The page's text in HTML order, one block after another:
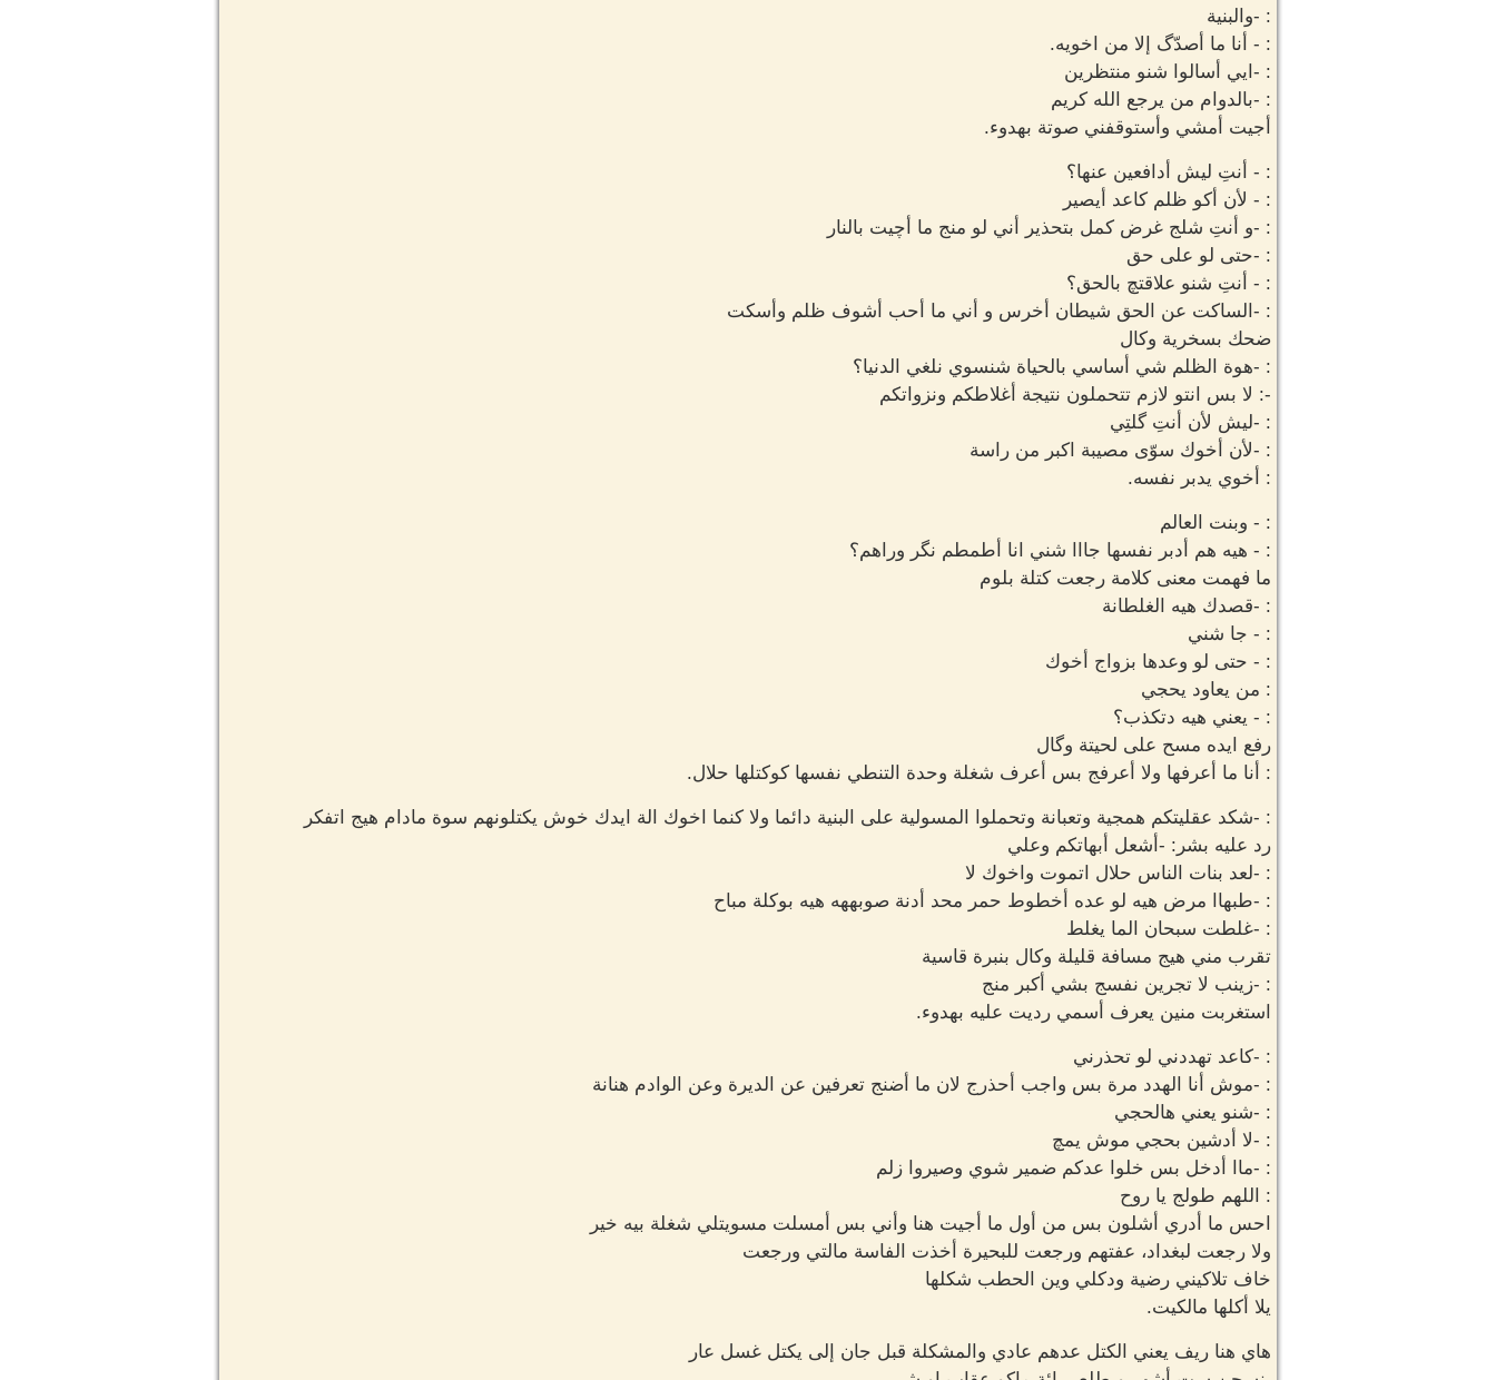
: -والبنية
: - أنا ما أصدّگ إلا من اخويه.
: -ايي أسالوا شنو منتظرين
: -بالدوام من يرجع الله كريم
أجيت أمشي وأستوقفني صوتة بهدوء.
: - أنتِ ليش أدافعين عنها؟
: - لأن أكو ظلم كاعد أيصير
: -و أنتِ شلج غرض كمل بتحذير أني لو منج ما أچيت بالنار
: -حتى لو على حق
: - أنتِ شنو علاقتچ بالحق؟
: -الساكت عن الحق شيطان أخرس و أني ما أحب أشوف ظلم وأسكت
ضحك بسخرية وكال
: -هوة الظلم شي أساسي بالحياة شنسوي نلغي الدنيا؟
-: لا بس انتو لازم تتحملون نتيجة أغلاطكم ونزواتكم
: -ليش لأن أنتِ گلتِي
: -لأن أخوك سوّى مصيبة اكبر من راسة
: أخوي يدبر نفسه.
: - وبنت العالم
: - هيه هم أدبر نفسها جااا شني انا أطمطم نگر وراهم؟
ما فهمت معنى كلامة رجعت كتلة بلوم
: -قصدك هيه الغلطانة
: - جا شني
: - حتى لو وعدها بزواج أخوك
: من يعاود يحجي
: - يعني هيه دتكذب؟
رفع ايده مسح على لحيتة وگال
: أنا ما أعرفها ولا أعرفج بس أعرف شغلة وحدة التنطي نفسها كوكتلها حلال.
: -شكد عقليتكم همجية وتعبانة وتحملوا المسولية على البنية دائما ولا كنما اخوك الة ايدك خوش يكتلونهم سوة مادام هيج اتفكر
رد عليه بشر: -أشعل أبهاتكم وعلي
: -لعد بنات الناس حلال اتموت واخوك لا
: -طبهاا مرض هيه لو عده أخطوط حمر محد أدنة صوبههه هيه بوكلة مباح
: -غلطت سبحان الما يغلط
تقرب مني هيج مسافة قليلة وكال بنبرة قاسية
: -زينب لا تجرين نفسج بشي أكبر منج
استغربت منين يعرف أسمي رديت عليه بهدوء.
: -كاعد تهددني لو تحذرني
: -موش أنا الهدد مرة بس واجب أحذرج لان ما أضنج تعرفين عن الديرة وعن الوادم هنانة
: -شنو يعني هالحجي
: -لا أدشين بحجي موش يمچ
: -ماا أدخل بس خلوا عدكم ضمير شوي وصيروا زلم
: اللهم طولج يا روح
احس ما أدري أشلون بس من أول ما أجيت هنا وأني بس أمسلت مسويتلي شغلة بيه خير
ولا رجعت لبغداد، عفتهم ورجعت للبحيرة أخذت الفاسة مالتي ورجعت
خاف تلاكيني رضية ودكلي وين الحطب شكلها
يلا أكلها مالكيت.
هاي هنا ريف يعني الكتل عدهم عادي والمشكلة قبل جان إلى يكتل غسل عار